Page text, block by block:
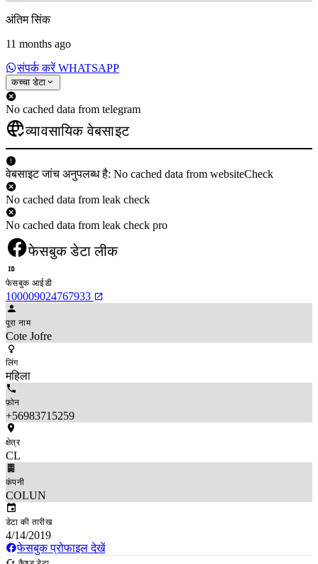
अंतिम सिंक
11 months ago
संपर्क करें WHATSAPP
कच्चा डेटा
No cached data from telegram
व्यावसायिक वेबसाइट
वेबसाइट जांच अनुपलब्ध है: No cached data from websiteCheck
No cached data from leak check
No cached data from leak check pro
फेसबुक डेटा लीक
फेसबुक आईडी
100009024767933
पूरा नाम
Cote Jofre
लिंग
महिला
फ़ोन
+56983715259
क्षेत्र
CL
कंपनी
COLUN
डेटा की तारीख
4/14/2019
फेसबुक प्रोफाइल देखें